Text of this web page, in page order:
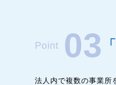
Point 03
法人内で複数の事業所